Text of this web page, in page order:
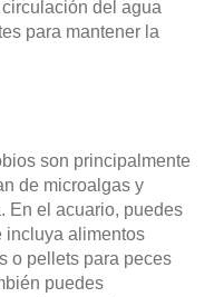
del agua
para mantener la
son principalmente
de microalgas y
En el acuario, puedes
incluya alimentos
o pellets para peces
puedes